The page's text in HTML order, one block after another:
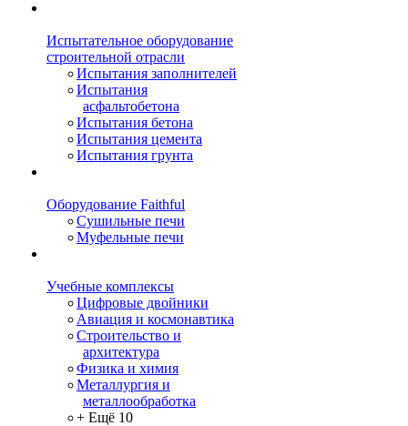
Испытательное оборудование
строительной отрасли
Испытания заполнителей
Испытания
асфальтобетона
Испытания бетона
Испытания цемента
Испытания грунта
Оборудование Faithful
Сушильные печи
Муфельные печи
Учебные комплексы
Цифровые двойники
Авиация и космонавтика
Строительство и
архитектура
Физика и химия
Металлургия и
металлообработка
+ Ещё 10